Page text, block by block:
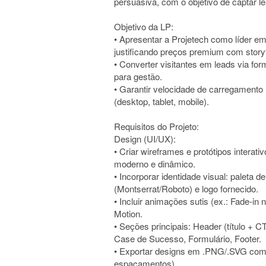
Objetivo da LP:
• Apresentar a Projetech como líder
justificando preços premium com
• Converter visitantes em leads via
para gestão.
• Garantir velocidade de
(desktop, tablet, mobile).
Requisitos do Projeto:
Design (UI/UX):
• Criar wireframes e protótipos
moderno e dinâmico.
• Incorporar identidade visual: paleta
(Montserrat/Roboto) e logo fornecido.
• Incluir animações sutis (ex.: Fade-in
Motion.
• Seções principais: Header (título +
Case de Sucesso, Formulário, Footer.
• Exportar designs em .PNG/.SVG
espaçamentos).